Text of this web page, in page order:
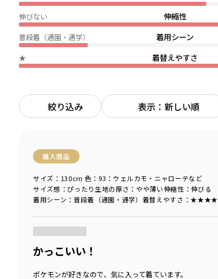
伸縮性
伸びない
着用シーン
普段着（通園・通学）
着替えやすさ
★
絞り込み 表示：新しい順
購入商品
サイズ感 ：ぴったり 生地の厚さ ：やや薄い伸縮性 ：伸びる
着用シーン ：普段着（通園・通学） 着替えやすさ ：★★★★
サイズ：130cm 色：93：ウェルカモ・ニャローテなど
かっこいい！
ポケモンが好きなので、気に入って着ています。